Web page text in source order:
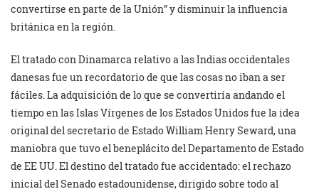
convertirse en parte de la Unión” y disminuir la influencia
británica en la región.
El tratado con Dinamarca relativo a las Indias occidentales
danesas fue un recordatorio de que las cosas no iban a ser
fáciles. La adquisición de lo que se convertiría andando el
tiempo en las Islas Vírgenes de los Estados Unidos fue la idea
original del secretario de Estado William Henry Seward, una
maniobra que tuvo el beneplácito del Departamento de Estado
de EE UU. El destino del tratado fue accidentado: el rechazo
inicial del Senado estadounidense, dirigido sobre todo al